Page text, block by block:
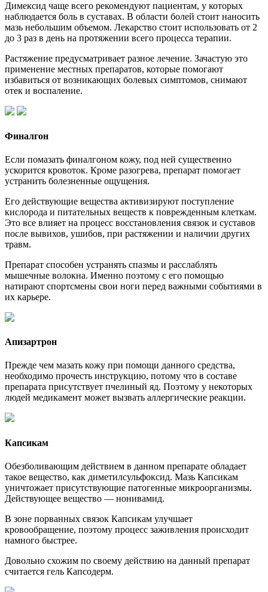
Димексид чаще всего рекомендуют пациентам, у которых
наблюдается боль в суставах. В области болей стоит наносить
мазь небольшим объемом. Лекарство стоит использовать от 2
до 3 раз в день на протяжении всего процесса терапии.
Растяжение предусматривает разное лечение. Зачастую это
применение местных препаратов, которые помогают
избавиться от возникающих болевых симптомов, снимают
отек и воспаление.
Финалгон
Если помазать финалгоном кожу, под ней существенно
ускорится кровоток. Кроме разогрева, препарат помогает
устранить болезненные ощущения.
Его действующие вещества активизируют поступление
кислорода и питательных веществ к поврежденным клеткам.
Это все влияет на процесс восстановления связок и суставов
после вывихов, ушибов, при растяжении и наличии других
травм.
Препарат способен устранять спазмы и расслаблять
мышечные волокна. Именно поэтому с его помощью
натирают спортсмены свои ноги перед важными событиями в
их карьере.
Апизартрон
Прежде чем мазать кожу при помощи данного средства,
необходимо прочесть инструкцию, потому что в составе
препарата присутствует пчелиный яд. Поэтому у некоторых
людей медикамент может вызвать аллергические реакции.
Капсикам
Обезболивающим действием в данном препарате обладает
такое вещество, как диметилсульфоксид. Мазь Капсикам
уничтожает присутствующие патогенные микроорганизмы.
Действующее вещество — нонивамид.
В зоне порванных связок Капсикам улучшает
кровообращение, поэтому процесс заживления происходит
намного быстрее.
Довольно схожим по своему действию на данный препарат
считается гель Капсодерм.